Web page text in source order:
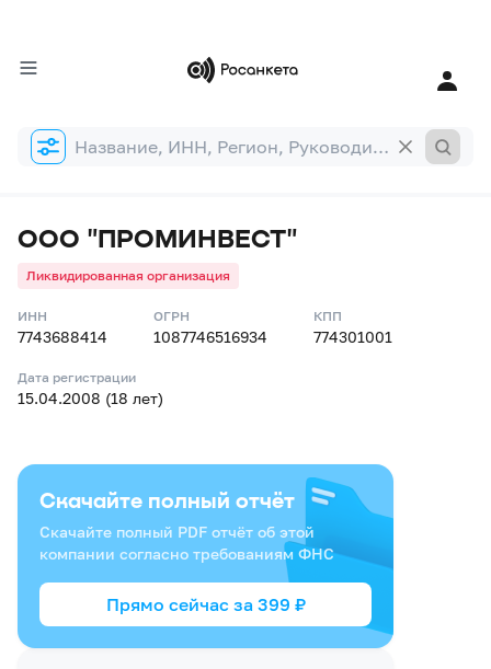
Форма
поиска
ООО "ПРОМИНВЕСТ"
Ликвидированная организация
ИНН
7743688414
ОГРН
1087746516934
КПП
774301001
Дата регистрации
15.04.2008 (18 лет)
Скачайте полный отчёт
Скачайте полный PDF отчёт об этой
компании согласно требованиям ФНС
Прямо сейчас за 399 ₽